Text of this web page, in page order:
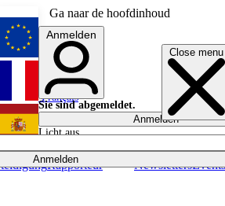
Ga naar de hoofdinhoud
Close menu
Anmelden
Rapporteur NewslettersEvents
English
Français
Anmelden
Sie sind abgemeldet.
Anmelden
Licht aus